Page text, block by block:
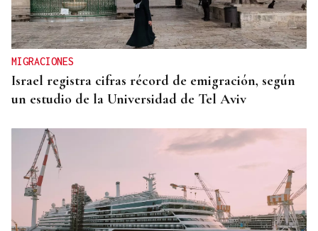
MIGRACIONES
Israel registra cifras récord de emigración, según
un estudio de la Universidad de Tel Aviv